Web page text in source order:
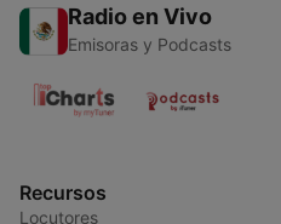
Radio en Vivo
Emisoras y Podcasts
Recursos
Locutores